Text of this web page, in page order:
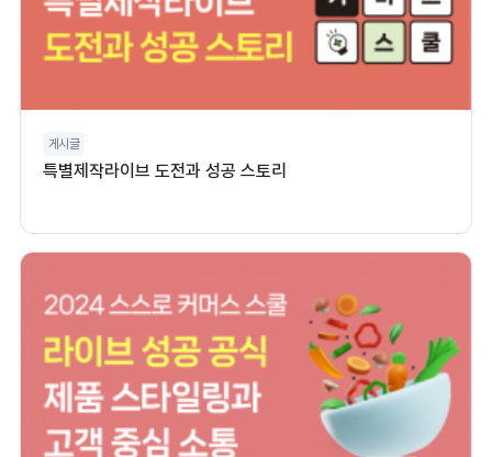
게시글
특별제작라이브 도전과 성공 스토리